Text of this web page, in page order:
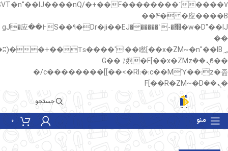
`��������F��+�SVT�n"��IJ����nQ/
�应����B ��4�
w�D"��IJ�׭�-`������S��9�Dr�ji��EJ߅��gJ�应
��
��ϐܢ��F[��x�ZMz�G�� %嬩
�/c��������[[��<�RI:�:c��MΎ��:z�졾
�ܢ��F[��R�ZM~�D
جستجو
منو 0